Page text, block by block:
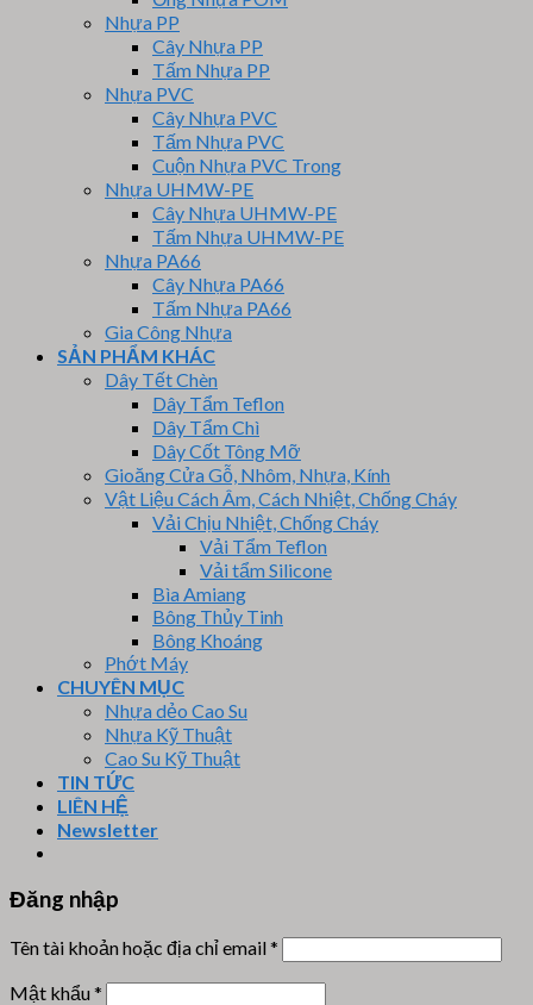
Nhựa PP
Cây Nhựa PP
Tấm Nhựa PP
Nhựa PVC
Cây Nhựa PVC
Tấm Nhựa PVC
Cuộn Nhựa PVC Trong
Nhựa UHMW-PE
Cây Nhựa UHMW-PE
Tấm Nhựa UHMW-PE
Nhựa PA66
Cây Nhựa PA66
Tấm Nhựa PA66
Gia Công Nhựa
SẢN PHẨM KHÁC
Dây Tết Chèn
Dây Tẩm Teflon
Dây Tẩm Chì
Dây Cốt Tông Mỡ
Gioăng Cửa Gỗ, Nhôm, Nhựa, Kính
Vật Liệu Cách Âm, Cách Nhiệt, Chống Cháy
Vải Chịu Nhiệt, Chống Cháy
Vải Tẩm Teflon
Vải tẩm Silicone
Bìa Amiang
Bông Thủy Tinh
Bông Khoáng
Phớt Máy
CHUYÊN MỤC
Nhựa dẻo Cao Su
Nhựa Kỹ Thuật
Cao Su Kỹ Thuật
TIN TỨC
LIÊN HỆ
Newsletter
Đăng nhập
Tên tài khoản hoặc địa chỉ email*
Mật khẩu*